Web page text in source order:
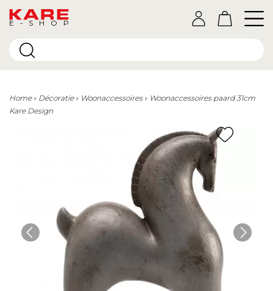
E-SHOP
Home Décoratie Woonaccessoires
Woonaccessoires paard 31cm
Kare Design